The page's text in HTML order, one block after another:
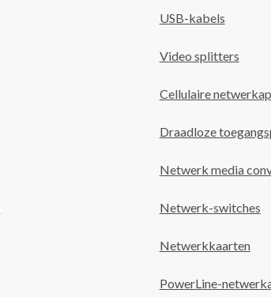
USB-kabels
Video splitters
Cellulaire
Draadloze
Netwerk media
Netwerk-switches
Netwerkkaarten
PowerLine-